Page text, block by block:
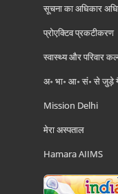
सूचना का अधिकार
प्रोएक्टिव प्रकटीकरण
स्वास्थ्य और परिवार
अ॰ भा॰ आ॰ सं॰ से जुड़े
Mission Delhi
मेरा अस्पताल
Hamara AIIMS